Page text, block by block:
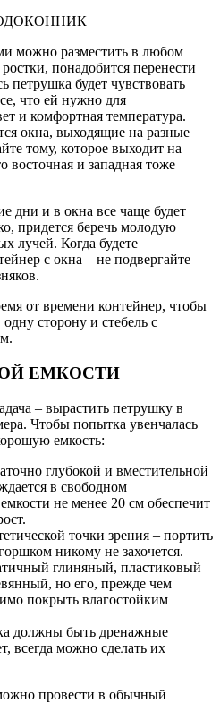
можно разместить в любом
понадобится перенести
петрушка будет чувствовать
что ей нужно для
и комфортная температура.
окна, выходящие на разные
тому, которое выходит на
и западная тоже
дни и в окна все чаще будет
придется беречь молодую
лучей. Когда будете
с окна – не подвергайте
от времени контейнер, чтобы
сторону и стебель с
ЕМКОСТИ
– вырастить петрушку в
Чтобы попытка увенчалась
емкость:
глубокой и вместительной
в свободном
не менее 20 см обеспечит
точки зрения – портить
никому не захочется.
глиняный, пластиковый
но его, прежде чем
покрыть влагостойким
должны быть дренажные
всегда можно сделать их
провести в обычный